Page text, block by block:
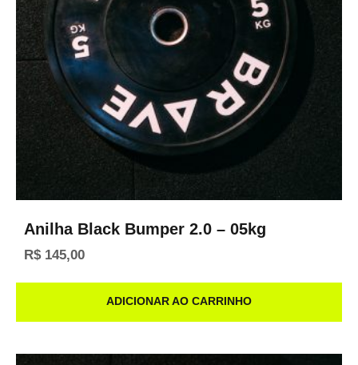
Anilha Black Bumper 2.0 – 05kg
R$145,00
ADICIONAR AO CARRINHO